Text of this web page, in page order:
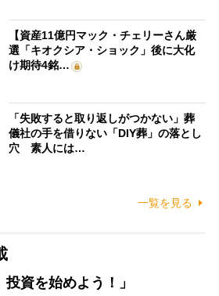
【資産11億円マック・チェリーさん厳
選「キオクシア・ショック」後に大化
け期待4銘…
「失敗すると取り返しがつかない」葬
儀社の手を借りない「DIY葬」の落とし
穴 素人には…
一覧を見る
資を始めよう！」